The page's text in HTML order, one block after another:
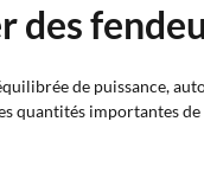
de puissance,
quantités importantes de